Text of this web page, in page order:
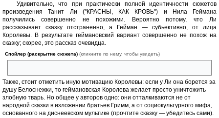
Удивительно, что при практически полной идентичности сюжетов
произведения Танит Ли (''КРАСНЫ, КАК КРОВЬ'') и Нила Геймана
получились совершенно не похожими. Вероятно потому, что Ли
рассказывает сказку отстраненно, а Гейман — субьективно, от лица
Королевы. В результате геймановский вариант совершенно не похож на
сказку; скорее, это рассказ очевидца.
Спойлер (раскрытие сюжета) (кликните по нему, чтобы увидеть)
Также, стоит отметить иную мотивацию Королевы: если у Ли она борется за
душу Белоснежки, то геймановская Королева желает просто уничтожить
злобную тварь. Но общее у авторов одно: они отталкиваются не от
народной сказки в изложении братьев Гримм, а от социокультурного мифа,
основанного на диснеевском мультике (прочтите сказку — убедитесь сами).